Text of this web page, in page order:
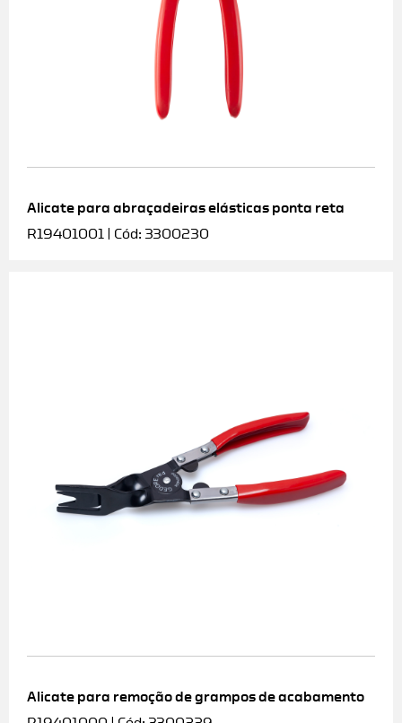
Alicate para abraçadeiras elásticas ponta reta
R19401001 | Cód: 3300230
Alicate para remoção de grampos de acabamento